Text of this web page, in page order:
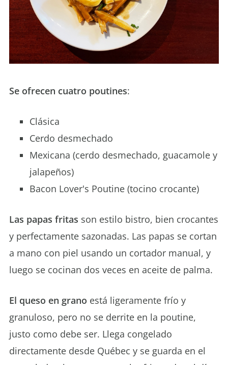
Se ofrecen cuatro poutines:
Clásica
Cerdo desmechado
Mexicana (cerdo desmechado, guacamole y
jalapeños)
Bacon Lover's Poutine (tocino crocante)
Las papas fritas son estilo bistro, bien crocantes
y perfectamente sazonadas. Las papas se cortan
a mano con piel usando un cortador manual, y
luego se cocinan dos veces en aceite de palma.
El queso en grano está ligeramente frío y
granuloso, pero no se derrite en la poutine,
justo como debe ser. Llega congelado
directamente desde Québec y se guarda en el